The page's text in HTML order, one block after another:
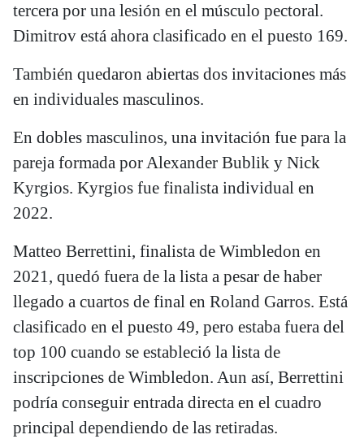
tercera por una lesión en el músculo pectoral.
Dimitrov está ahora clasificado en el puesto 169.
También quedaron abiertas dos invitaciones más
en individuales masculinos.
En dobles masculinos, una invitación fue para la
pareja formada por Alexander Bublik y Nick
Kyrgios. Kyrgios fue finalista individual en
2022.
Matteo Berrettini, finalista de Wimbledon en
2021, quedó fuera de la lista a pesar de haber
llegado a cuartos de final en Roland Garros. Está
clasificado en el puesto 49, pero estaba fuera del
top 100 cuando se estableció la lista de
inscripciones de Wimbledon. Aun así, Berrettini
podría conseguir entrada directa en el cuadro
principal dependiendo de las retiradas.